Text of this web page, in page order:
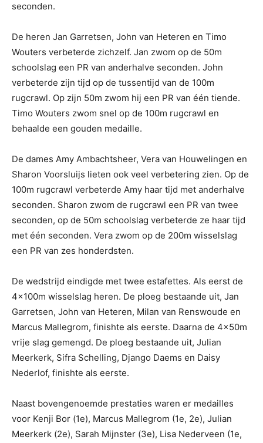
seconden.
De heren Jan Garretsen, John van Heteren en Timo
Wouters verbeterde zichzelf. Jan zwom op de 50m
schoolslag een PR van anderhalve seconden. John
verbeterde zijn tijd op de tussentijd van de 100m
rugcrawl. Op zijn 50m zwom hij een PR van één tiende.
Timo Wouters zwom snel op de 100m rugcrawl en
behaalde een gouden medaille.
De dames Amy Ambachtsheer, Vera van Houwelingen en
Sharon Voorsluijs lieten ook veel verbetering zien. Op de
100m rugcrawl verbeterde Amy haar tijd met anderhalve
seconden. Sharon zwom de rugcrawl een PR van twee
seconden, op de 50m schoolslag verbeterde ze haar tijd
met één seconden. Vera zwom op de 200m wisselslag
een PR van zes honderdsten.
De wedstrijd eindigde met twee estafettes. Als eerst de
4x100m wisselslag heren. De ploeg bestaande uit, Jan
Garretsen, John van Heteren, Milan van Renswoude en
Marcus Mallegrom, finishte als eerste. Daarna de 4x50m
vrije slag gemengd. De ploeg bestaande uit, Julian
Meerkerk, Sifra Schelling, Django Daems en Daisy
Nederlof, finishte als eerste.
Naast bovengenoemde prestaties waren er medailles
voor Kenji Bor (1e), Marcus Mallegrom (1e, 2e), Julian
Meerkerk (2e), Sarah Mijnster (3e), Lisa Nederveen (1e,